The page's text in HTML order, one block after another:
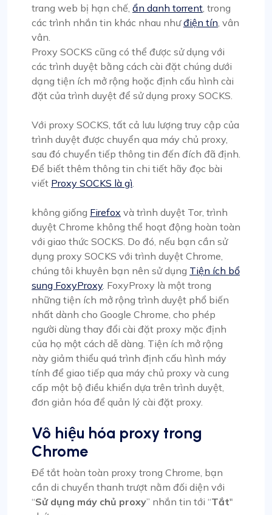
trang web bị hạn chế, ẩn danh torrent , trong
các trình nhắn tin khác nhau nhưđiện tín , vân
vân.
Proxy SOCKS cũng có thể được sử dụng với
các trình duyệt bằng cách cài đặt chúng dưới
dạng tiện ích mở rộng hoặc định cấu hình cài
đặt của trình duyệt để sử dụng proxy SOCKS.
Với proxy SOCKS, tất cả lưu lượng truy cập của
trình duyệt được chuyển qua máy chủ proxy,
sau đó chuyển tiếp thông tin đến đích đã định.
Để biết thêm thông tin chi tiết hãy đọc bài
viết Proxy SOCKS là gì
không giống Firefox và trình duyệt Tor, trình
duyệt Chrome không thể hoạt động hoàn toàn
với giao thức SOCKS. Do đó, nếu bạn cần sử
dụng proxy SOCKS với trình duyệt Chrome,
chúng tôi khuyên bạn nên sử dụng Tiện ích bổ
sung FoxyProxy. FoxyProxy là một trong
những tiện ích mở rộng trình duyệt phổ biến
nhất dành cho Google Chrome, cho phép
người dùng thay đổi cài đặt proxy mặc định
của họ một cách dễ dàng. Tiện ích mở rộng
này giảm thiểu quá trình định cấu hình máy
tính để giao tiếp qua máy chủ proxy và cung
cấp một bộ điều khiển dựa trên trình duyệt,
đơn giản hóa để quản lý cài đặt proxy.
Vô hiệu hóa proxy trong
Chrome
Để tắt hoàn toàn proxy trong Chrome, bạn
cần di chuyển thanh trượt nằm đối diện với
“Sử dụng máy chủ proxy” nhắn tin tới “Tắt"